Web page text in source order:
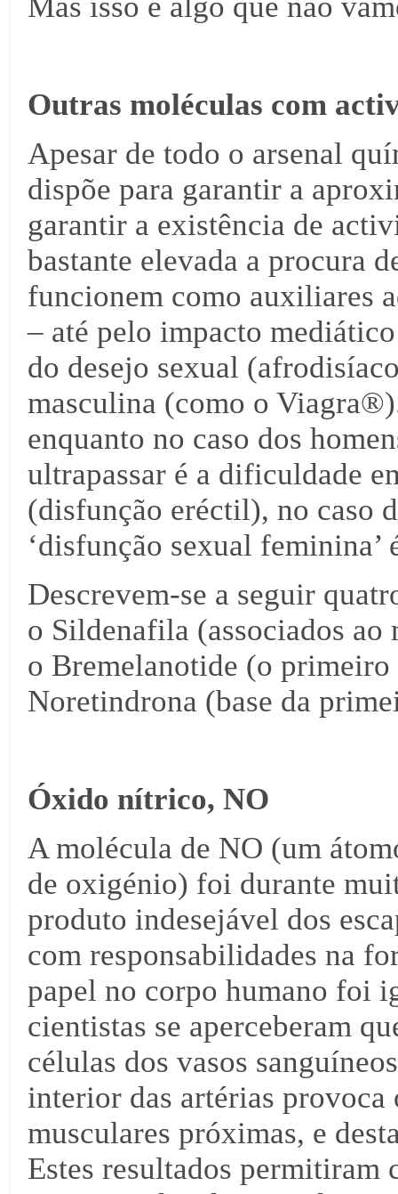
Mas isso é algo que não
Outras moléculas com
Apesar de todo o arsenal
dispõe para garantir a
garantir a existência de
bastante elevada a procura
funcionem como auxiliares
– até pelo impacto
do desejo sexual
masculina (como o
enquanto no caso dos
ultrapassar é a dificuldade
(disfunção eréctil), no caso
‘disfunção sexual feminina’
Descrevem-se a seguir
o Sildenafila (associados ao
o Bremelanotide (o
Noretindrona (base da
Óxido nítrico, NO
A molécula de NO (um
de oxigénio) foi durante
produto indesejável dos
com responsabilidades na
papel no corpo humano foi
cientistas se aperceberam
células dos vasos
interior das artérias provoca
musculares próximas, e
Estes resultados permitiram